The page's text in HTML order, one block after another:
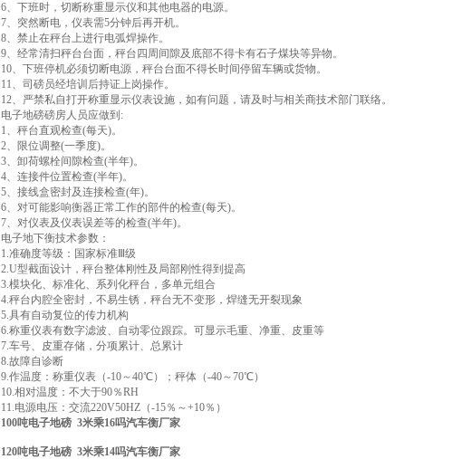
6、下班时，切断称重显示仪和其他电器的电源。
7、突然断电，仪表需5分钟后再开机。
8、禁止在秤台上进行电弧焊操作。
9、经常清扫秤台台面，秤台四周间隙及底部不得卡有石子煤块等异物。
10、下班停机必须切断电源，秤台台面不得长时间停留车辆或货物。
11、司磅员经培训后持证上岗操作。
12、严禁私自打开称重显示仪表设施，如有问题，请及时与相关商技术部门联络。
电子地磅磅房人员应做到:
1、秤台直观检查(每天)。
2、限位调整(一季度)。
3、卸荷螺栓间隙检查(半年)。
4、连接件位置检查(半年)。
5、接线盒密封及连接检查(年)。
6、对可能影响衡器正常工作的部件的检查(每天)。
7、对仪表及仪表误差等的检查(半年)。
电子地下衡技术参数：
1.准确度等级：国家标准Ⅲ级
2.U型截面设计，秤台整体刚性及局部刚性得到提高
3.模块化、标准化、系列化秤台，多单元组合
4.秤台内腔全密封，不易生锈，秤台无不变形，焊缝无开裂现象
5.具有自动复位的传力机构
6.称重仪表有数字滤波、自动零位跟踪。可显示毛重、净重、皮重等
7.车号、皮重存储，分项累计、总累计
8.故障自诊断
9.作温度：称重仪表（-10～40℃）；秤体（-40～70℃）
10.相对温度：不大于90％RH
11.电源电压：交流220V50HZ（-15％～+10％）
100吨电子地磅 3米乘16吗汽车衡厂家
120吨电子地磅 3米乘14吗汽车衡厂家